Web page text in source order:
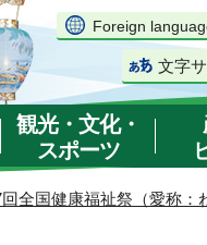
Foreign
文字
観光・文化・
スポーツ
全国健康福祉祭（愛称：